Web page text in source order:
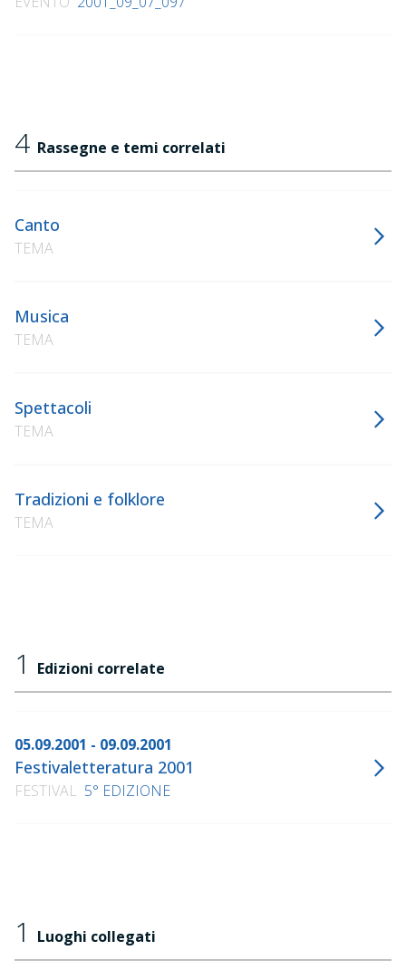
4 Rassegne e temi correlati
Canto
TEMA
Musica
TEMA
Spettacoli
TEMA
Tradizioni e folklore
TEMA
1 Edizioni correlate
05.09.2001 - 09.09.2001
Festivaletteratura 2001
FESTIVAL 5° EDIZIONE
1 Luoghi collegati